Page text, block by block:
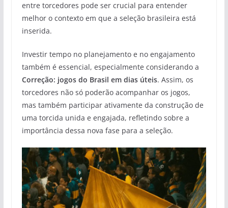
entre torcedores pode ser crucial para entender
melhor o contexto em que a seleção brasileira está
inserida.
Investir tempo no planejamento e no engajamento
também é essencial, especialmente considerando a
Correção: jogos do Brasil em dias úteis. Assim, os
torcedores não só poderão acompanhar os jogos,
mas também participar ativamente da construção de
uma torcida unida e engajada, refletindo sobre a
importância dessa nova fase para a seleção.